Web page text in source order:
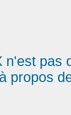
n'est pas
propos